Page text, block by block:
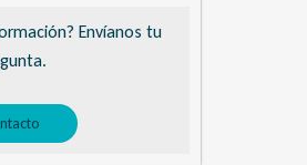
Envíanos tu